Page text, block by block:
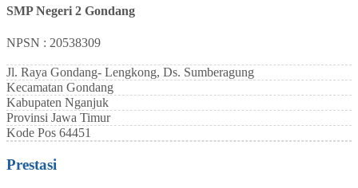
SMP Negeri 2 Gondang
NPSN : 20538309
Jl. Raya Gondang- Lengkong, Ds. Sumberagung
Kecamatan Gondang
Kabupaten Nganjuk
Provinsi Jawa Timur
Kode Pos 64451
Prestasi